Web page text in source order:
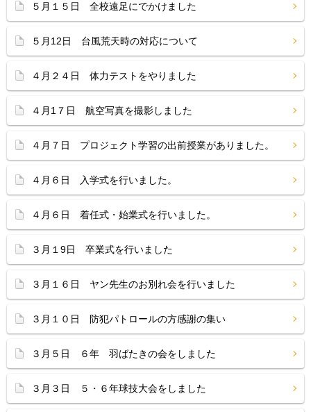
５月１５日 全校遠足にでかけました
５月12日 台風荒天時の対応について
４月２４日 体力テストをやりました
４月1７日 航空写真を撮影しました
４月７日 プロジェクト学習の出前授業がありました。
４月６日 入学式を行いました。
４月６日 着任式・始業式を行いました。
３月１9日 卒業式を行いました
３月１６日 ヤン先生のお別れ会を行いました
３月１０日 防犯パトロールの方感謝の集い
３月５日 ６年 羽ばたきの会をしました
３月３日 ５・６年球技大会をしました